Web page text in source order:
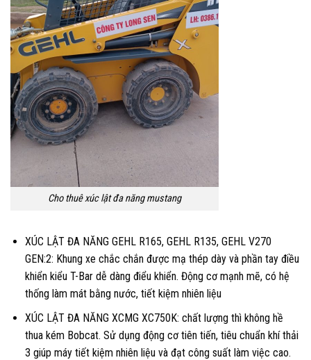
Cho thuê xúc lật đa năng mustang
XÚC LẬT ĐA NĂNG GEHL R165, GEHL R135, GEHL V270
GEN:2: Khung xe chắc chắn được mạ thép dày và phần tay điều
khiển kiểu T-Bar dễ dàng điểu khiển. Động cơ mạnh mẽ, có hệ
thống làm mát bằng nước, tiết kiệm nhiên liệu
XÚC LẬT ĐA NĂNG XCMG XC750K: chất lượng thì không hề
thua kém Bobcat. Sử dụng động cơ tiên tiến, tiêu chuẩn khí thải
3 giúp máy tiết kiệm nhiên liệu và đạt công suất làm việc cao.